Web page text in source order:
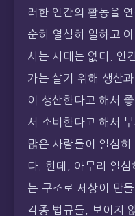
러한 인간의 활동을
순히 열심히 일하고
사는 시대는 없다. 인
가는 살기 위해 생산
이 생산한다고 해서
서 소비한다고 해서
많은 사람들이 열심
다. 헌데, 아무리 열심
는 구조로 세상이 만
각종 법규들, 보이지